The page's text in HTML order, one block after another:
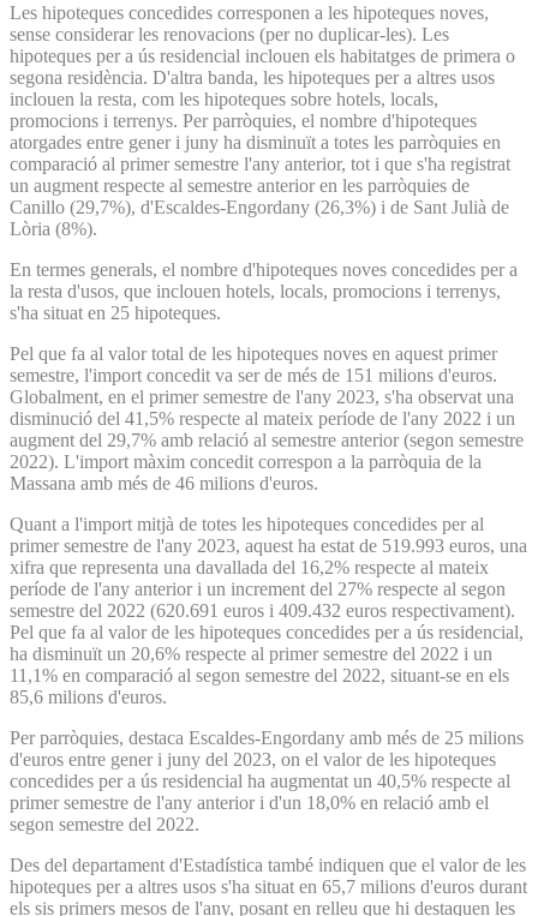
Les hipoteques concedides corresponen a les hipoteques noves,
sense considerar les renovacions (per no duplicar-les). Les
hipoteques per a ús residencial inclouen els habitatges de primera o
segona residència. D'altra banda, les hipoteques per a altres usos
inclouen la resta, com les hipoteques sobre hotels, locals,
promocions i terrenys. Per parròquies, el nombre d'hipoteques
atorgades entre gener i juny ha disminuït a totes les parròquies en
comparació al primer semestre l'any anterior, tot i que s'ha registrat
un augment respecte al semestre anterior en les parròquies de
Canillo (29,7%), d'Escaldes-Engordany (26,3%) i de Sant Julià de
Lòria (8%).
En termes generals, el nombre d'hipoteques noves concedides per a
la resta d'usos, que inclouen hotels, locals, promocions i terrenys,
s'ha situat en 25 hipoteques.
Pel que fa al valor total de les hipoteques noves en aquest primer
semestre, l'import concedit va ser de més de 151 milions d'euros.
Globalment, en el primer semestre de l'any 2023, s'ha observat una
disminució del 41,5% respecte al mateix període de l'any 2022 i un
augment del 29,7% amb relació al semestre anterior (segon semestre
2022). L'import màxim concedit correspon a la parròquia de la
Massana amb més de 46 milions d'euros.
Quant a l'import mitjà de totes les hipoteques concedides per al
primer semestre de l'any 2023, aquest ha estat de 519.993 euros, una
xifra que representa una davallada del 16,2% respecte al mateix
període de l'any anterior i un increment del 27% respecte al segon
semestre del 2022 (620.691 euros i 409.432 euros respectivament).
Pel que fa al valor de les hipoteques concedides per a ús residencial,
ha disminuït un 20,6% respecte al primer semestre del 2022 i un
11,1% en comparació al segon semestre del 2022, situant-se en els
85,6 milions d'euros.
Per parròquies, destaca Escaldes-Engordany amb més de 25 milions
d'euros entre gener i juny del 2023, on el valor de les hipoteques
concedides per a ús residencial ha augmentat un 40,5% respecte al
primer semestre de l'any anterior i d'un 18,0% en relació amb el
segon semestre del 2022.
Des del departament d'Estadística també indiquen que el valor de les
hipoteques per a altres usos s'ha situat en 65,7 milions d'euros durant
els sis primers mesos de l'any, posant en relleu que hi destaquen les